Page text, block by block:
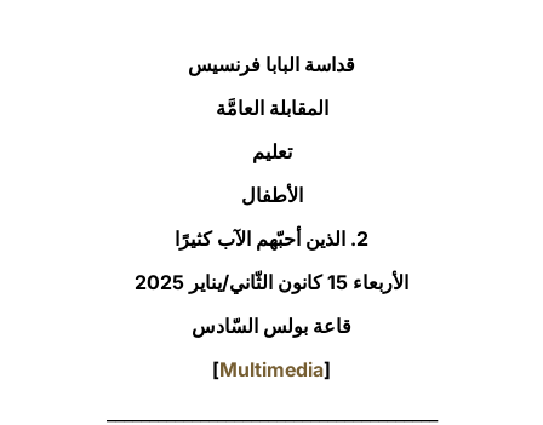
قداسة البابا فرنسيس
المقابلة العامَّة
تعليم
الأطفال
2. الذين أحبّهم الآب كثيرًا
الأربعاء 15 كانون الثّاني/يناير 2025‏
قاعة بولس السّادس
[
Multimedia
]